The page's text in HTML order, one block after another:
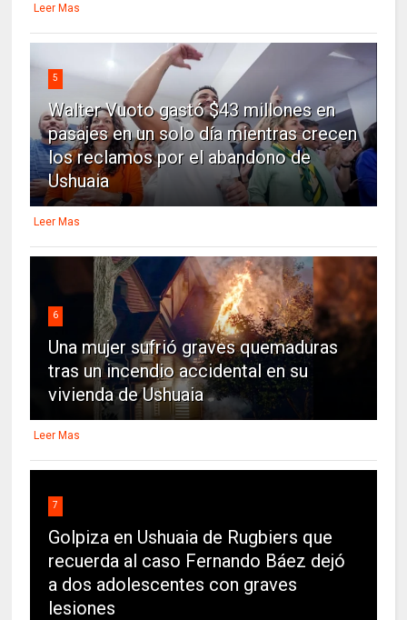
Leer Mas
5
Walter Vuoto gastó $43 millones en
pasajes en un solo día mientras crecen
los reclamos por el abandono de
Ushuaia
Leer Mas
6
Una mujer sufrió graves quemaduras
tras un incendio accidental en su
vivienda de Ushuaia
Leer Mas
7
Golpiza en Ushuaia de Rugbiers que
recuerda al caso Fernando Báez dejó
a dos adolescentes con graves
lesiones